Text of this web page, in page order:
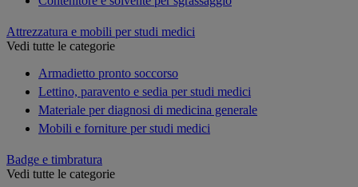
Attrezzatura e mobili per studi medici
Vedi tutte le categorie
Armadietto pronto soccorso
Lettino, paravento e sedia per studi medici
Materiale per diagnosi di medicina generale
Mobili e forniture per studi medici
Badge e timbratura
Vedi tutte le categorie